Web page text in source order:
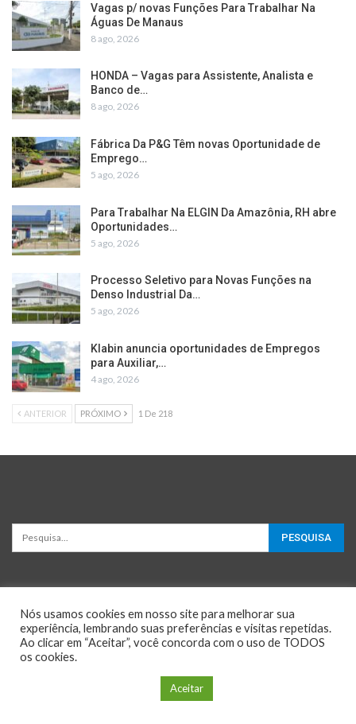
Vagas p/ novas Funções Para Trabalhar Na
Águas De Manaus
8 ago, 2026
HONDA – Vagas para Assistente, Analista e
Banco de…
8 ago, 2026
Fábrica Da P&G Têm novas Oportunidade de
Emprego…
5 ago, 2026
Para Trabalhar Na ELGIN Da Amazônia, RH abre
Oportunidades…
5 ago, 2026
Processo Seletivo para Novas Funções na
Denso Industrial Da…
5 ago, 2026
Klabin anuncia oportunidades de Empregos
para Auxiliar,…
4 ago, 2026
ANTERIOR PRÓXIMO 1 De 218
© 2026 - Oportunidades e Negócios. All Rights Reserved.
Website Design:BetterStudio
Nós usamos cookies em nosso site para melhorar sua
experiência, lembrando suas preferências e visitas repetidas.
Ao clicar em “Aceitar”, você concorda com o uso de TODOS
os cookies.
Aceitar